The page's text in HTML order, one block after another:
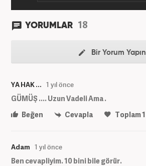
YORUMLAR 18
Bir Yorum Yapın
YA HAK ... 1 yıl önce
GÜMÜŞ .... Uzun Vadeli Ama .
Beğen
Cevapla Toplam1
Adam 1 yıl önce
Ben cevapliyim. 10 bini bile görür.